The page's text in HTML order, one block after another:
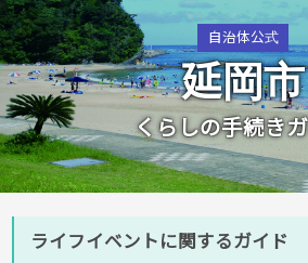
自治体公式
延岡市
くらしの手続き
ライフイベントに関するガイド